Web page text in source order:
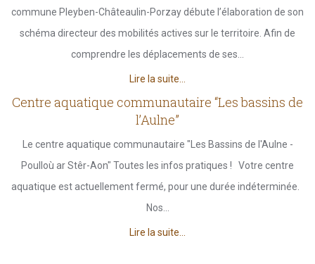
commune Pleyben-Châteaulin-Porzay débute l’élaboration de son
schéma directeur des mobilités actives sur le territoire. Afin de
comprendre les déplacements de ses...
Lire la suite...
Centre aquatique communautaire “Les bassins de
l’Aulne”
Le centre aquatique communautaire "Les Bassins de l'Aulne -
Poulloù ar Stêr-Aon" Toutes les infos pratiques ! Votre centre
aquatique est actuellement fermé, pour une durée indéterminée.
Nos...
Lire la suite...